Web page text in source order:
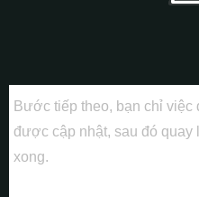
Bước tiếp theo, bạn chỉ
được cập nhật, sau đó
xong.